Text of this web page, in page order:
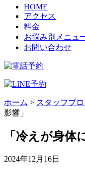
HOME
アクセス
料金
お悩み別メニュ
お問い合わせ
ホーム > スタッフブ
影響」
「冷えが身体
2024年12月16日